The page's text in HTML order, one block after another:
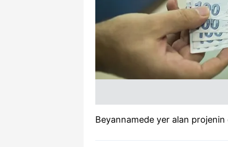
Beyannamede yer alan projenin